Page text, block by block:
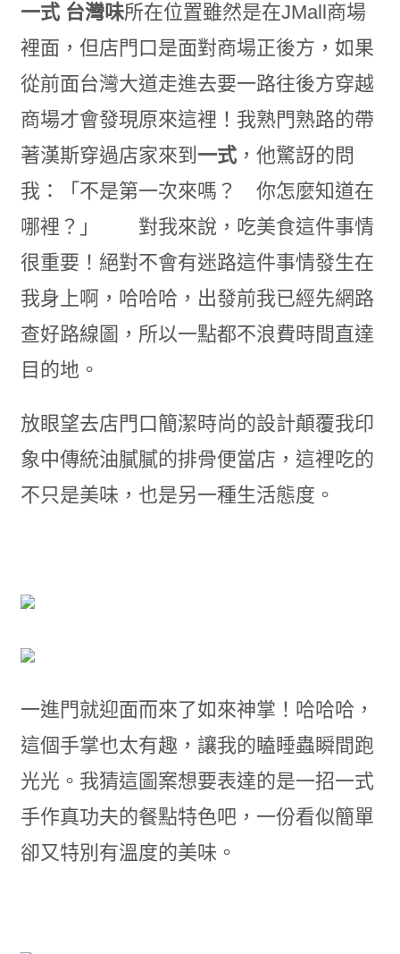
一式 台灣味所在位置雖然是在JMall商場
裡面，但店門口是面對商場正後方，如果
從前面台灣大道走進去要一路往後方穿越
商場才會發現原來這裡！我熟門熟路的帶
著漢斯穿過店家來到 一式，他驚訝的問
我：「不是第一次來嗎？ 你怎麼知道在
哪裡？」 對我來說，吃美食這件事情
很重要！絕對不會有迷路這件事情發生在
我身上啊，哈哈哈，出發前我已經先網路
查好路線圖，所以一點都不浪費時間直達
目的地。
放眼望去店門口簡潔時尚的設計顛覆我印
象中傳統油膩膩的排骨便當店，這裡吃的
不只是美味，也是另一種生活態度。
一進門就迎面而來了如來神掌！哈哈哈，
這個手掌也太有趣，讓我的瞌睡蟲瞬間跑
光光。我猜這圖案想要表達的是一招一式
手作真功夫的餐點特色吧，一份看似簡單
卻又特別有溫度的美味。